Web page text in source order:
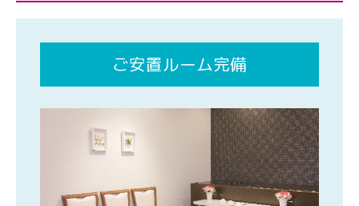
ご安置ルーム完備